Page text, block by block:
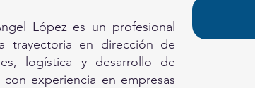
López es un profesional
trayectoria en dirección de
logística y desarrollo de
experiencia en empresas